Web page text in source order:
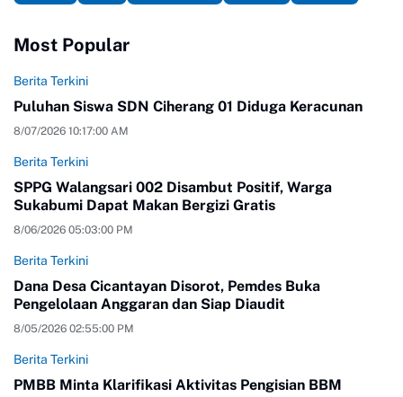
Most Popular
Berita Terkini
Puluhan Siswa SDN Ciherang 01 Diduga Keracunan
8/07/2026 10:17:00 AM
Berita Terkini
SPPG Walangsari 002 Disambut Positif, Warga
Sukabumi Dapat Makan Bergizi Gratis
8/06/2026 05:03:00 PM
Berita Terkini
Dana Desa Cicantayan Disorot, Pemdes Buka
Pengelolaan Anggaran dan Siap Diaudit
8/05/2026 02:55:00 PM
Berita Terkini
PMBB Minta Klarifikasi Aktivitas Pengisian BBM